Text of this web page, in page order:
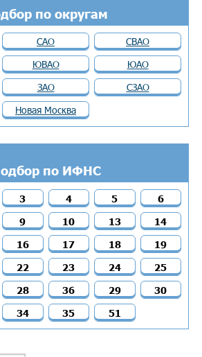
по округам
САО
СВАО
ЮВАО
ЮАО
ЗАО
СЗАО
Новая Москва
по ИФНС
3 4 5
6
9 10 13
14
16 17 18
19
22 23 24
25
28 36 29
30
34 35 51